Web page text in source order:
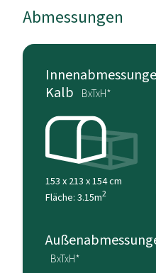
Abmessungen
Kalb
BxTxH*
153 x 213 x 154 cm
Fläche: 3.15m2
BxTxH*